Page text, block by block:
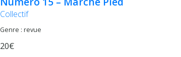
Collectif
Genre : revue
20€